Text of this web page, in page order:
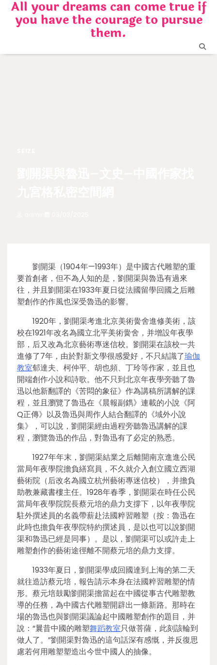
Skip
content
All your dreams can come true if
you have the courage to pursue
them.
劉開渠（1904年—1993年）是中國古代雕塑的重
要首創者，但不為人知的是，劉開渠與魯迅有過來
往，并且劉開渠在1933年夏日從法國留學回國之后雕
塑創作的作風也深受魯迅的影響。
1920年，劉開渠考進北京美術黌舍進修美術，該
校在1921年改名為國立北平美術黌舍，并增設年夜學
部，后又改為北京藝術專迷信校。劉開渠在該校一共
進修了7年，由於對新文學很感愛好，不只結識了瑜伽
教室郁達夫、柯仲平、胡也頻、丁玲等作家，並且也
開端創作小說和詩歌。他不只到北京年夜學旁聽了魯
迅以他新翻譯的《苦悶的象征》作為講稿所講解的課
程，並且瀏覽了魯迅在《晨報副鐫》連載的小說《阿
Q正傳》以及魯迅與周作人結合翻譯的《域外小說
集》，可以說，劉開渠經由過程旁聽魯迅講解的課
程，瀏覽魯迅的作品，對魯迅有了必定的熟悉。
1927年年末，劉開渠結業之后離開南京進進公民
當局年夜學院擔負繕寫員，不久就介入創立國立西湖
藝術院（后改名為國立杭州藝術專迷信校），并擔負
助教兼藏書樓主任。1928年春季，劉開渠在時任公民
當局年夜學院院長蔡元培的鼎力支撐下，以年夜學院
駐外撰述員的名義帶薪赴法國粹習雕塑（按：魯迅在
此時也擔負年夜學院特約撰述員，是以也可以說劉開
渠和魯迅已經是同事）。是以，劉開渠可以或許走上
雕塑創作的藝術途徑離不開蔡元培的鼎力支撐。
1933年夏日，劉開渠學成回國達到上海的第二天
就往造訪蔡元培，報告請示本身在法國粹習雕塑的情
形。蔡元培鼓勵劉開渠擔當起在中國從事古代雕塑教
導的任務，為中國古代雕塑開辟出一條新路。那時在
場的魯迅也與劉開渠議論起中國雕塑創作的題目，并
說：“曩昔中國的雕塑舞蹈教室只做菩薩，此刻該輪到
做人了。”劉開渠對魯迅的這句話深有感慨，并反復思
慮若何用雕塑塑造出今世中國人的抽像。